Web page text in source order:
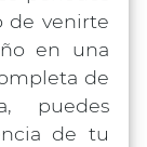
de venirte
en una
de
puedes
de tu